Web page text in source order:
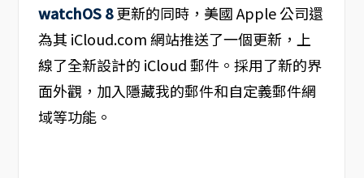
watchOS 8更新的同時，美國 Apple 公司還
為其 iCloud.com 網站推送了一個更新，上
線了全新設計的 iCloud 郵件。採用了新的界
面外觀，加入隱藏我的郵件和自定義郵件網
域等功能。